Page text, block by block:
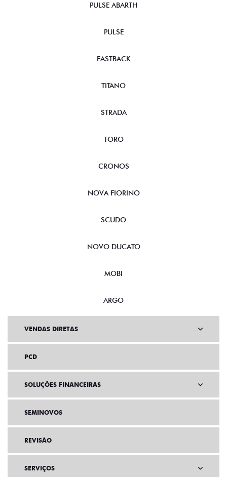
PULSE ABARTH
PULSE
FASTBACK
TITANO
STRADA
TORO
CRONOS
NOVA FIORINO
SCUDO
NOVO DUCATO
MOBI
ARGO
VENDAS DIRETAS
PCD
SOLUÇÕES FINANCEIRAS
SEMINOVOS
REVISÃO
SERVIÇOS